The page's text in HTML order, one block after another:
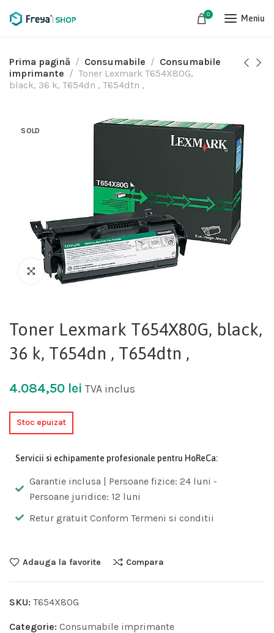
0 Meniu
Prima pagină Consumabile
Consumabile
imprimante
Toner Lexmark T654X80G,
black, 36 k, T654dn , T654dtn ,
SOLD
Toner Lexmark T654X80G, black,
36 k, T654dn , T654dtn ,
4.084,50 lei TVA inclus
Stoc epuizat
Servicii si echipamente profesionale pentru HoReCa:
Garantie inclusa | Persoane fizice: 24 luni -
Persoane juridice: 12 luni
Retur gratuit Conform Termeni si conditii
Adauga la favorite Compara
SKU: T654X80G
Categorie: Consumabile imprimante